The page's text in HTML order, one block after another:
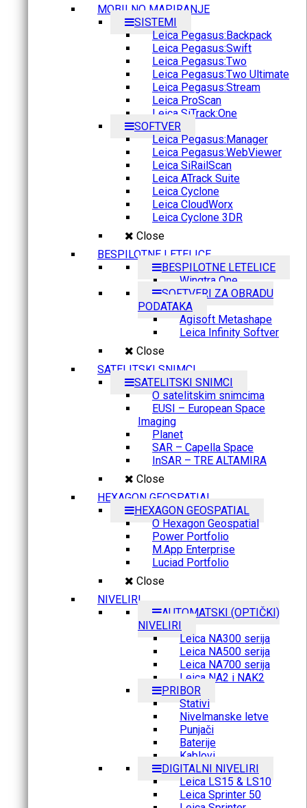
MOBILNO MAPIRANJE
SISTEMI
Leica Pegasus:Backpack
Leica Pegasus:Swift
Leica Pegasus:Two
Leica Pegasus:Two Ultimate
Leica Pegasus:Stream
Leica ProScan
Leica SiTrack:One
SOFTVER
Leica Pegasus:Manager
Leica Pegasus:WebViewer
Leica SiRailScan
Leica ATrack Suite
Leica Cyclone
Leica CloudWorx
Leica Cyclone 3DR
Close
BESPILOTNE LETELICE
BESPILOTNE LETELICE
Wingtra One
SOFTVERI ZA OBRADU
PODATAKA
Agisoft Metashape
Leica Infinity Softver
Close
SATELITSKI SNIMCI
SATELITSKI SNIMCI
O satelitskim snimcima
EUSI – European Space
Imaging
Planet
SAR – Capella Space
InSAR – TRE ALTAMIRA
Close
HEXAGON GEOSPATIAL
HEXAGON GEOSPATIAL
O Hexagon Geospatial
Power Portfolio
M.App Enterprise
Luciad Portfolio
Close
NIVELIRI
AUTOMATSKI (OPTIČKI)
NIVELIRI
Leica NA300 serija
Leica NA500 serija
Leica NA700 serija
Leica NA2 i NAK2
PRIBOR
Stativi
Nivelmanske letve
Punjači
Baterije
Kablovi
DIGITALNI NIVELIRI
Leica LS15 & LS10
Leica Sprinter 50